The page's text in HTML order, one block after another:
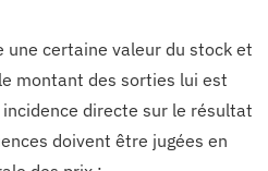
certaine valeur du stock et
montant des sorties lui est
directe sur le résultat
doivent être jugées en